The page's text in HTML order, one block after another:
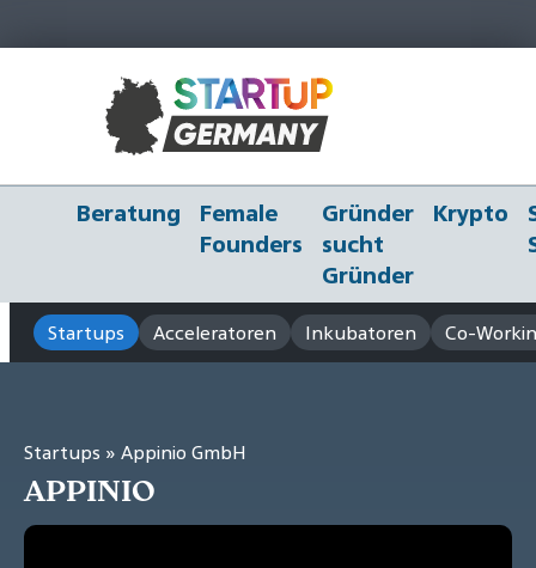
Beratung
Female
Founders
Gründer
sucht
Gründer
Krypto
Startups Acceleratoren Inkubatoren Co-
Startups » Appinio GmbH
APPINIO